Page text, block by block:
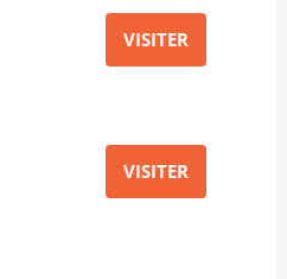
VISITER
VISITER